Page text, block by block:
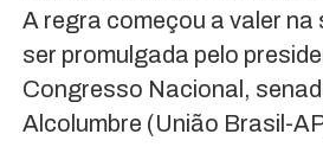
A regra começou a valer
ser promulgada pelo
Congresso Nacional,
Alcolumbre (União Brasil-